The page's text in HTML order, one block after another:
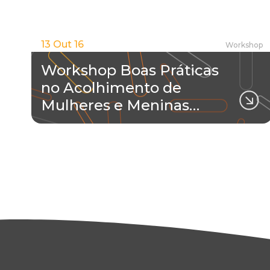
13 Out 16 Workshop
Workshop Boas Práticas
no Acolhimento de
Mulheres e Meninas…